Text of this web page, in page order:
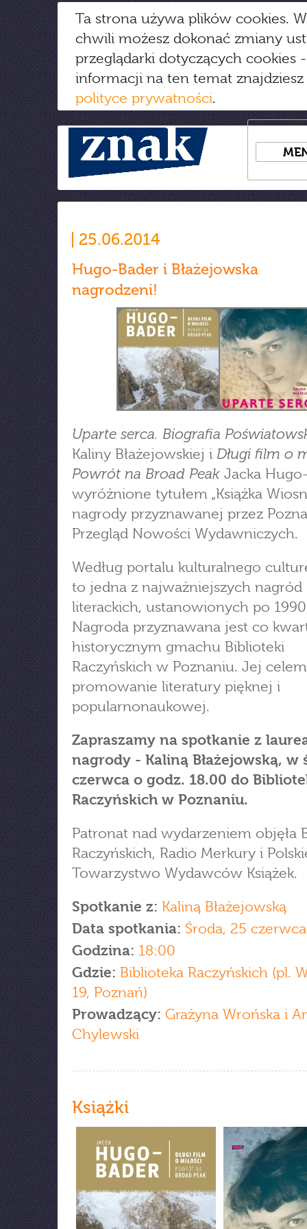
Ta strona używa plików cookies.
chwili możesz dokonać zmiany
przeglądarki dotyczących cookies
informacji na ten temat
polityce prywatności.
25.06.2014
Hugo-Bader i Błażejowska
nagrodzeni!
Uparte serca. Biografia
Kaliny Błażejowskiej i Długi film o
Powrót na Broad Peak Jacka
wyróżnione tytułem „Książka
nagrody przyznawanej przez
Przegląd Nowości Wydawniczych.
Według portalu kulturalnego
to jedna z najważniejszych nagród
literackich, ustanowionych po
Nagroda przyznawana jest co
historycznym gmachu Biblioteki
Raczyńskich w Poznaniu. Jej
promowanie literatury pięknej i
popularnonaukowej.
Zapraszamy na spotkanie z
nagrody - Kaliną Błażejowską, w
czerwca o godz. 18.00 do
Raczyńskich w Poznaniu.
Patronat nad wydarzeniem objęła
Raczyńskich, Radio Merkury i
Towarzystwo Wydawców Książek.
Spotkanie z: Kaliną Błażejowską
Data spotkania: Środa, 25
Godzina: 18:00
Gdzie: Biblioteka Raczyńskich (pl.
19, Poznań)
Prowadzący: Grażyna Wrońska i
Chylewski
Książki